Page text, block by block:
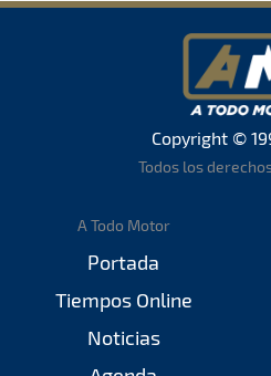
Copyright ©
Todos los
A Todo Motor
Portada
Tiempos Online
Noticias